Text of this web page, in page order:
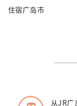
住宿广岛市
从JR广